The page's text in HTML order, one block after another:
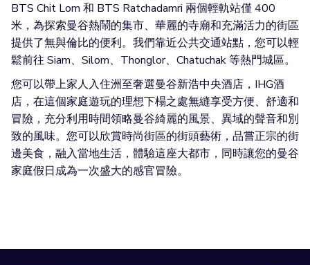
BTS Chit Lom 和 BTS Ratchadamri 兩個輕軌站僅 400
米，為探索曼谷熱鬧的集市、華麗的寺廟和充滿活力的街區
提供了無與倫比的便利。我們靠近公共交通站點，您可以輕
鬆前往 Siam、Silom、Thonglor、Chatuchak 等熱門城區。
您可以帶上家人入住洲至奢選曼谷新浩中央酒店，IHG酒
店，在這個家庭遊玩的理想下榻之處無縫享受方便、舒適和
冒險，充分利用時間領略曼谷綺麗的風景、異域的聲音和別
致的風味。您可以欣賞時尚街區的街頭藝術，品嘗正宗的街
邊美食，融入當地生活，體驗這座大都市，同時讓您的曼谷
家庭假日成為一次盛大的感官冒險。